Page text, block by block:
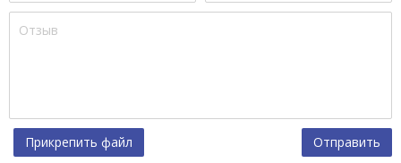
Прикрепить файл Отправить